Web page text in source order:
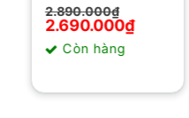
2.890.000₫
Giá
gốc
là:
2.890.000₫.
2.690.000₫
Giá
hiện
tại
là: Còn hàng